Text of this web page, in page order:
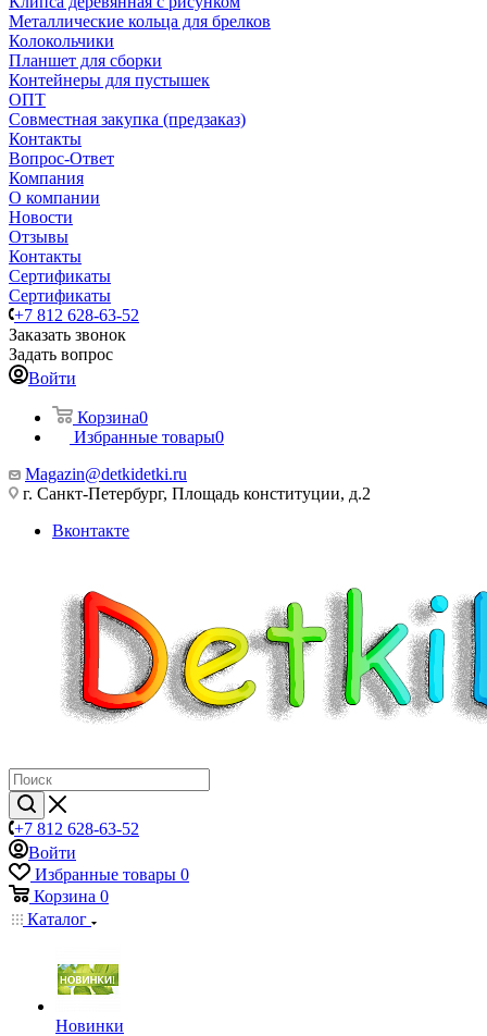
Металлические кольца для брелков
Колокольчики
Планшет для сборки
Контейнеры для пустышек
ОПТ
Совместная закупка (предзаказ)
Контакты
Вопрос-Ответ
Компания
О компании
Новости
Отзывы
Контакты
Сертификаты
Сертификаты
+7 812 628-63-52
Заказать звонок
Задать вопрос
Войти
Корзина0
Избранные товары0
Magazin@detkidetki.ru
г. Санкт-Петербург, Площадь конституции, д.2
Вконтакте
+7 812 628-63-52
Войти
Избранные товары 0
Корзина 0
Каталог
Новинки